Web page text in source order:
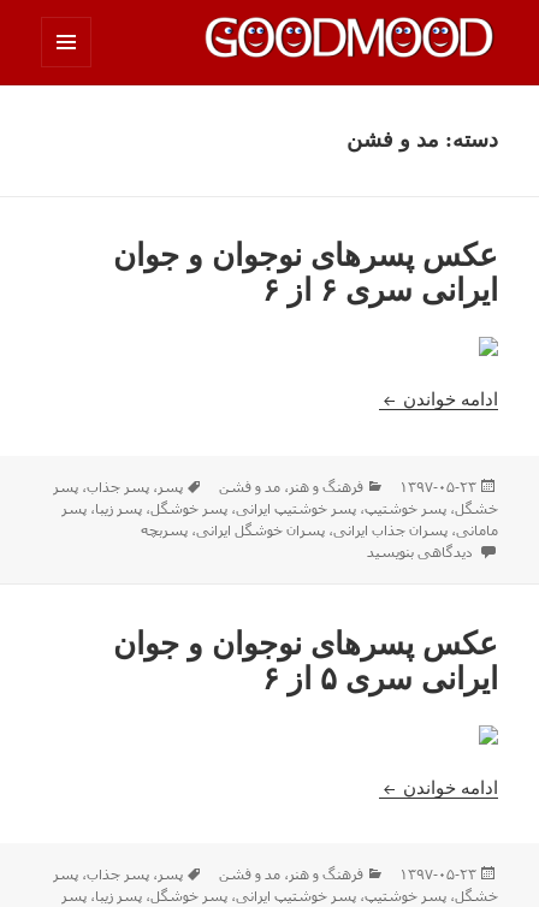
چیزای خووب مووب
دسته: مد و فشن
عکس پسرهای نوجوان و جوان
ایرانی سری ۶ از ۶
ادامه خواندن عکس پسرهای نوجوان و جوان ایرانی سری ۶ از ۶
ارسال
شده
در
۱۳۹۷-۰۵-۲۳ دسته‌ها
فرهنگ و هنر ،مد و فشن برچسب‌ها
پسر ،پسر جذاب،پسر
خشگل،پسر خوشتیپ،پسر خوشتیپ ایرانی،پسر خوشگل،پسر زیبا،پسر
مامانی،پسران جذاب ایرانی،پسران خوشگل ایرانی،پسربچه
برای عکس پسرهای نوجوان و جوان ایرانی سری ۶ از ۶
دیدگاهی بنویسید
عکس پسرهای نوجوان و جوان
ایرانی سری ۵ از ۶
ادامه خواندن عکس پسرهای نوجوان و جوان ایرانی سری ۵ از ۶
ارسال
شده
۱۳۹۷-۰۵-۲۳ دسته‌ها
فرهنگ و هنر ،مد و فشن برچسب‌ها
پسر ،پسر جذاب،پسر
خشگل،پسر خوشتیپ،پسر خوشتیپ ایرانی،پسر خوشگل،پسر زیبا،پسر